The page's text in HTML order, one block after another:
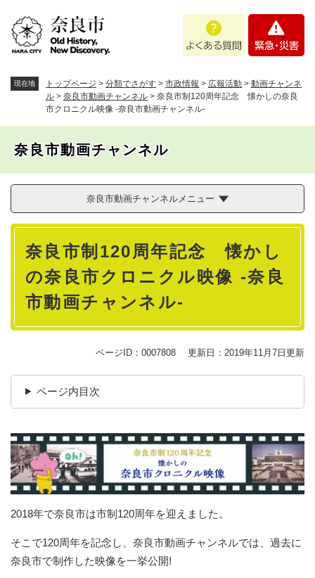
。
あ
問
・
現在地 トップページ > 分類でさがす > 市政情報 > 広報活動 > 動画チャンネ
ル > 奈良市動画チャンネル > 奈良市制120周年記念 懐かしの奈良
市クロニクル映像 -奈良市動画チャンネル-
奈良市動画チャンネル
奈良市動画チャンネルメニュー
本
奈良市制120周年記念 懐かし
の奈良市クロニクル映像 -奈良
市動画チャンネル-
ページID：0007808 更新日：2019年11月7日更新
ページ内目次
2018年で奈良市は市制120周年を迎えました。
そこで120周年を記念し、奈良市動画チャンネルでは、過去に
奈良市で制作した映像を一挙公開!